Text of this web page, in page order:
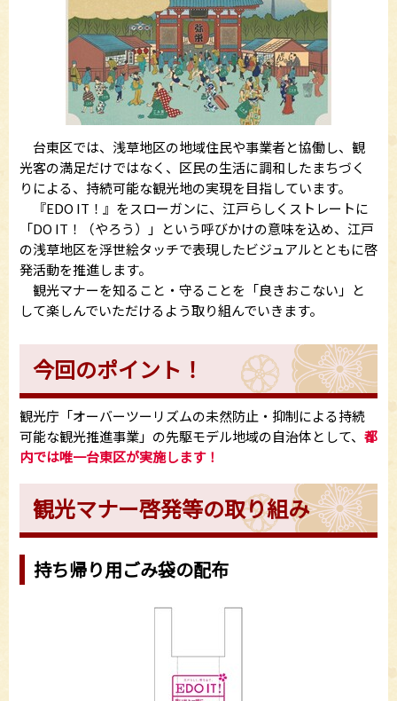
台東区では、浅草地区の地域住民や事業者と協働し、観
光客の満足だけではなく、区民の生活に調和したまちづく
りによる、持続可能な観光地の実現を目指しています。
『EDO IT！』をスローガンに、江戸らしくストレートに
「DO IT！（やろう）」という呼びかけの意味を込め、江戸
の浅草地区を浮世絵タッチで表現したビジュアルとともに啓
発活動を推進します。
観光マナーを知ること・守ることを「良きおこない」と
して楽しんでいただけるよう取り組んでいきます。
今回のポイント！
観光庁「オーバーツーリズムの未然防止・抑制による持続
可能な観光推進事業」の先駆モデル地域の自治体として、 都
内では唯一台東区が実施します！
観光マナー啓発等の取り組み
持ち帰り用ごみ袋の配布